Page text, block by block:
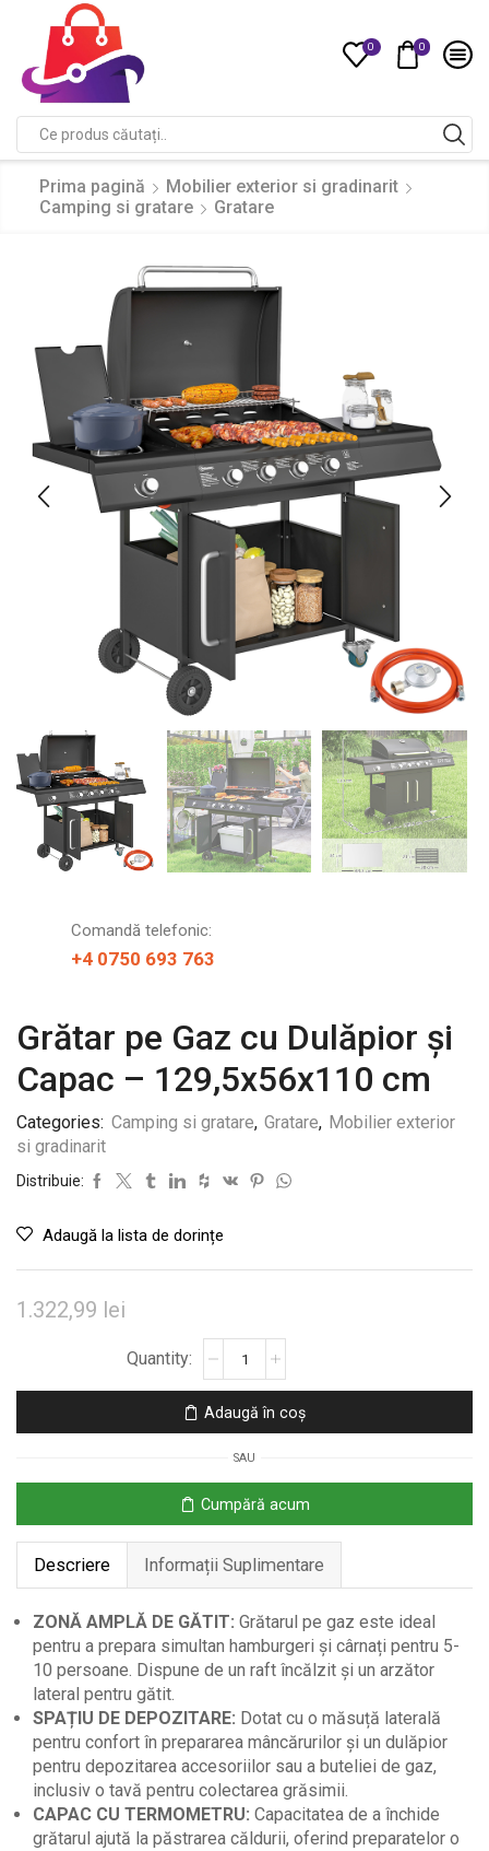
0 0
input
Prima pagină
Mobilier exterior si gradinarit
Camping si gratare
Gratare
Comandă telefonic:
+4 0750 693 763
Grătar pe Gaz cu Dulăpior și
Capac – 129,5x56x110 cm
Categories: Camping si gratare, Gratare, Mobilier exterior
si gradinarit
Distribuie:
Adaugă la lista de dorințe
1.322,99 lei
pe
Gaz
Dulăpior
și
Capac
-
129,5x56x110
cm
Adaugă în coș
SAU
Cumpără acum
Descriere Informații Suplimentare
ZONĂ AMPLĂ DE GĂTIT: Grătarul pe gaz este ideal
pentru a prepara simultan hamburgeri și cârnați pentru 5-
10 persoane. Dispune de un raft încălzit și un arzător
lateral pentru gătit.
SPAȚIU DE DEPOZITARE: Dotat cu o măsuță laterală
pentru confort în prepararea mâncărurilor și un dulăpior
pentru depozitarea accesoriilor sau a buteliei de gaz,
inclusiv o tavă pentru colectarea grăsimii.
CAPAC CU TERMOMETRU: Capacitatea de a închide
grătarul ajută la păstrarea căldurii, oferind preparatelor o